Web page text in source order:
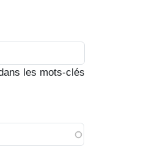
les mots-clés